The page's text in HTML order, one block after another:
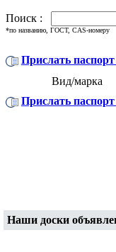
Поиск :
*по названию, ГОСТ, CAS-номеру
Прислать паспорт
Вид/марка
Прислать паспорт
Наши доски